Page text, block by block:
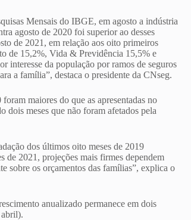
Mensais do IBGE, em agosto a indústria
agosto de 2020 foi superior ao desses
de 2021, em relação aos oito primeiros
de 15,2%, Vida & Previdência 15,5% e
interesse da população por ramos de seguros
a família”, destaca o presidente da CNseg.
maiores do que as apresentadas no
dois meses que não foram afetados pela
dos últimos oito meses de 2019
de 2021, projeções mais firmes dependem
sobre os orçamentos das famílias”, explica o
anualizado permanece em dois